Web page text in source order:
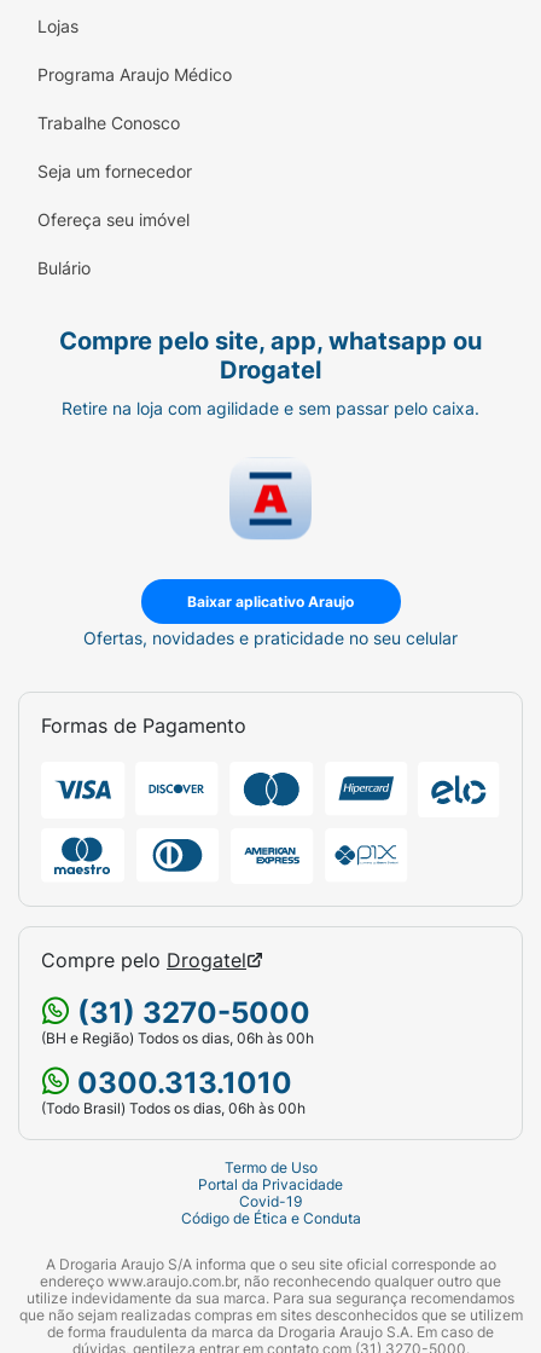
Lojas
Programa Araujo Médico
Trabalhe Conosco
Seja um fornecedor
Ofereça seu imóvel
Bulário
Compre pelo site, app, whatsapp ou
Drogatel
Retire na loja com agilidade e sem passar pelo caixa.
Baixar aplicativo Araujo
Ofertas, novidades e praticidade no seu celular
Formas de Pagamento
Compre pelo Drogatel
(31) 3270-5000
(BH e Região) Todos os dias, 06h às 00h
0300.313.1010
(Todo Brasil) Todos os dias, 06h às 00h
Termo de Uso
Portal da Privacidade
Covid-19
Código de Ética e Conduta
A Drogaria Araujo S/A informa que o seu site oficial corresponde ao
endereço www.araujo.com.br, não reconhecendo qualquer outro que
utilize indevidamente da sua marca. Para sua segurança recomendamos
que não sejam realizadas compras em sites desconhecidos que se utilizem
de forma fraudulenta da marca da Drogaria Araujo S.A. Em caso de
dúvidas, gentileza entrar em contato com (31) 3270-5000.